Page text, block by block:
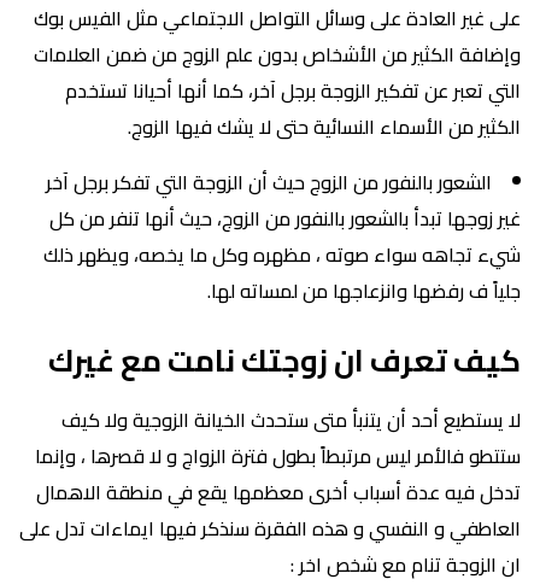
على غير العادة على وسائل التواصل الاجتماعي مثل الفيس بوك
وإضافة الكثير من الأشخاص بدون علم الزوج من ضمن العلامات
التي تعبر عن تفكير الزوجة برجل آخر، كما أنها أحيانا تستخدم
الكثير من الأسماء النسائية حتى لا يشك فيها الزوج.
الشعور بالنفور من الزوج حيث أن الزوجة التي تفكر برجل آخر
غير زوجها تبدأ بالشعور بالنفور من الزوج، حيث أنها تنفر من كل
شيء تجاهه سواء صوته ، مظهره وكل ما يخصه، ويظهر ذلك
جلياً ف رفضها وانزعاجها من لمساته لها.
كيف تعرف ان زوجتك نامت مع غيرك
لا يستطيع أحد أن يتنبأ متى ستحدث الخيانة الزوجية ولا كيف
ستتطو فالأمر ليس مرتبطاً بطول فترة الزواج و لا قصرها ، وإنما
تدخل فيه عدة أسباب أخرى معظمها يقع في منطقة الاهمال
العاطفي و النفسي و هذه الفقرة سنذكر فيها ايماءات تدل على
ان الزوجة تنام مع شخص اخر :